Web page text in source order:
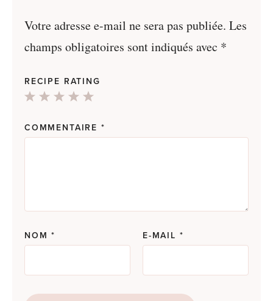
Votre adresse e-mail ne sera pas publiée. Les
champs obligatoires sont indiqués avec *
RECIPE RATING
4
3
2
1
COMMENTAIRE *
NOM* E-MAIL *